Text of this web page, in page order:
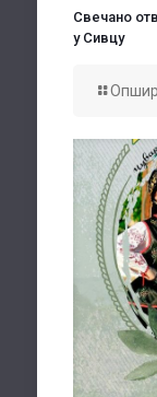
Свечано
у Сивцу